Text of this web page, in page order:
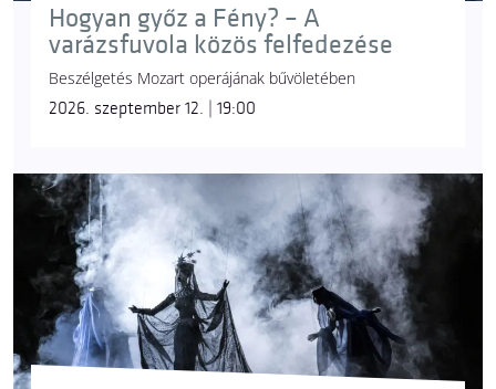
Hogyan győz a Fény? – A
varázsfuvola közös felfedezése
Beszélgetés Mozart operájának bűvöletében
2026. szeptember 12. | 19:00